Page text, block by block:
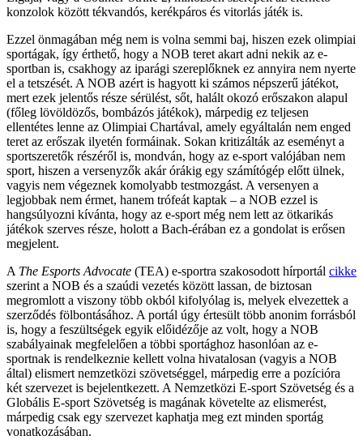
konzolok között tékvandós, kerékpáros és vitorlás játék is.
Ezzel önmagában még nem is volna semmi baj, hiszen ezek olimpiai
sportágak, így érthető, hogy a NOB teret akart adni nekik az e-
sportban is, csakhogy az iparági szereplőknek ez annyira nem nyerte
el a tetszését. A NOB azért is hagyott ki számos népszerű játékot,
mert ezek jelentős része sérülést, sőt, halált okozó erőszakon alapul
(főleg lövöldözős, bombázós játékok), márpedig ez teljesen
ellentétes lenne az Olimpiai Chartával, amely egyáltalán nem enged
teret az erőszak ilyetén formáinak. Sokan kritizálták az eseményt a
sportszeretők részéről is, mondván, hogy az e-sport valójában nem
sport, hiszen a versenyzők akár órákig egy számítógép előtt ülnek,
vagyis nem végeznek komolyabb testmozgást. A versenyen a
legjobbak nem érmet, hanem trófeát kaptak – a NOB ezzel is
hangsúlyozni kívánta, hogy az e-sport még nem lett az ötkarikás
játékok szerves része, holott a Bach-érában ez a gondolat is erősen
megjelent.
A The Esports Advocate (TEA) e-sportra szakosodott hírportál cikke
szerint a NOB és a szaúdi vezetés között lassan, de biztosan
megromlott a viszony több okból kifolyólag is, melyek elvezettek a
szerződés fölbontásához. A portál úgy értesült több anonim forrásból
is, hogy a feszültségek egyik előidézője az volt, hogy a NOB
szabályainak megfelelően a többi sportághoz hasonlóan az e-
sportnak is rendelkeznie kellett volna hivatalosan (vagyis a NOB
által) elismert nemzetközi szövetséggel, márpedig erre a pozícióra
két szervezet is bejelentkezett. A Nemzetközi E-sport Szövetség és a
Globális E-sport Szövetség is magának követelte az elismerést,
márpedig csak egy szervezet kaphatja meg ezt minden sportág
vonatkozásában.